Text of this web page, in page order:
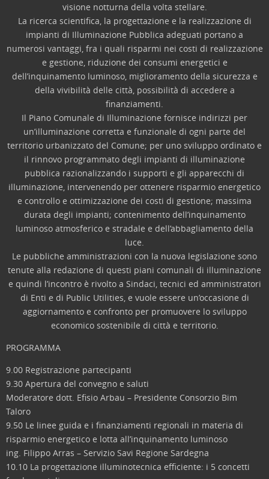
visione notturna della volta stellare.
La ricerca scientifica, la progettazione e la realizzazione di
impianti di Illuminazione Pubblica adeguati portano a
numerosi vantaggi, fra i quali risparmi nei costi di realizzazione
e gestione, riduzione dei consumi energetici e
dell’inquinamento luminoso, miglioramento della sicurezza e
della vivibilità delle città, possibilità di accedere a
finanziamenti.
Il Piano Comunale di Illuminazione fornisce indirizzi per
un’illuminazione corretta e funzionale di ogni parte del
territorio urbanizzato del Comune; per uno sviluppo ordinato e
il rinnovo programmato degli impianti di illuminazione
pubblica razionalizzando i supporti e gli apparecchi di
illuminazione, intervenendo per ottenere risparmio energetico
e controllo e ottimizzazione dei costi di gestione; massima
durata degli impianti; contenimento dell’inquinamento
luminoso atmosferico e stradale e dell’abbagliamento della
luce.
Le pubbliche amministrazioni con la nuova legislazione sono
tenute alla redazione di questi piani comunali di illuminazione
e quindi l’incontro è rivolto a Sindaci, tecnici ed amministratori
di Enti e di Public Utilities, e vuole essere un’occasione di
aggiornamento e confronto per promuovere lo sviluppo
economico sostenibile di città e territorio.
PROGRAMMA
9.00 Registrazione partecipanti
9.30 Apertura del convegno e saluti
Moderatore dott. Efisio Arbau – Presidente Consorzio Bim
Taloro
9.50 Le linee guida e i finanziamenti regionali in materia di
risparmio energetico e lotta all’inquinamento luminoso
ing. Filippo Arras – Servizio Savi Regione Sardegna
10.10 La progettazione illuminotecnica efficiente: i 5 concetti